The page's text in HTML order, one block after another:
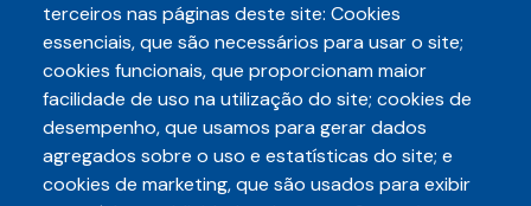
Compartilhe
terceiros nas páginas deste site: Cookies
essenciais, que são necessários para usar o site;
cookies funcionais, que proporcionam maior
facilidade de uso na utilização do site; cookies de
desempenho, que usamos para gerar dados
agregados sobre o uso e estatísticas do site; e
cookies de marketing, que são usados para exibir